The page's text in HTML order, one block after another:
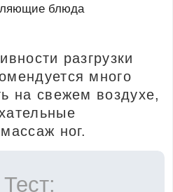
блюда
разгрузки
много
на свежем воздухе,
ног.
Тест: